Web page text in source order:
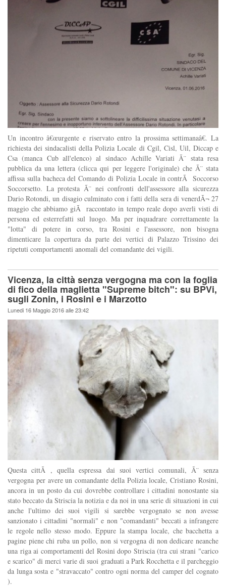
Un incontro â€œurgente e riservato entro la prossima settimanaâ€. La
richiesta dei sindacalisti della Polizia Locale di Cgil, Cisl, Uil, Diccap e
Csa (manca Cub all'elenco) al sindaco Achille Variati Ã¨ stata resa
pubblica da una lettera (clicca qui per leggere l'originale) che Ã¨ stata
affissa sulla bacheca del Comando di Polizia Locale in contrÃ Soccorso
Soccorsetto. La protesta Ã¨ nei confronti dell'assessore alla sicurezza
Dario Rotondi, un disagio culminato con i fatti della sera di venerdÃ¬ 27
maggio che abbiamo giÃ raccontato in tempo reale dopo averli visti di
persona ed esterrefatti sul luogo. Ma per inquadrare correttamente la
"lotta" di potere in corso, tra Rosini e l'assessore, non bisogna
dimenticare la copertura da parte dei vertici di Palazzo Trissino dei
ripetuti comportamenti anomali del comandante dei vigili.
Vicenza, la città senza vergogna ma con la foglia
di fico della maglietta "Supreme bitch": su BPVi,
sugli Zonin, i Rosini e i Marzotto
Lunedi 16 Maggio 2016 alle 23:42
Questa cittÃ , quella espressa dai suoi vertici comunali, Ã¨ senza
vergogna per avere un comandante della Polizia locale, Cristiano Rosini,
ancora in un posto da cui dovrebbe controllare i cittadini nonostante sia
stato beccato da Striscia la notizia e da noi in una serie di situazioni in cui
anche l'ultimo dei suoi vigili si sarebbe vergognato se non avesse
sanzionato i cittadini "normali" e non "comandanti" beccati a infrangere
le regole nello stesso modo. Eppure la stampa locale, che bacchetta a
pagine piene chi ruba un pollo, non si vergogna di non dedicare neanche
una riga ai comportamenti del Rosini dopo Striscia (tra cui strani "carico
e scarico" di merci varie di suoi graduati a Park Rocchetta e il parcheggio
da lunga sosta e "stravaccato" contro ogni norma del camper del cognato
).